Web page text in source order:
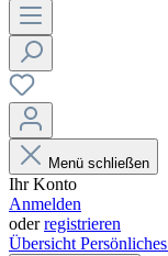
Menü schließen
Ihr Konto
Anmelden
oderregistrieren
Übersicht